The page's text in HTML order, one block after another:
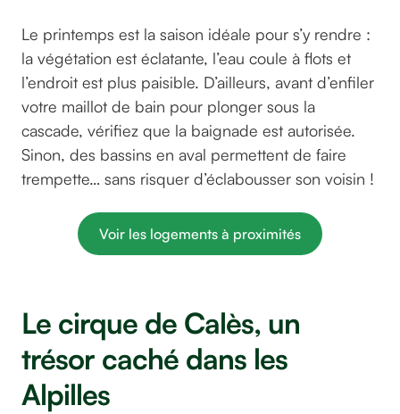
Le printemps est la saison idéale pour s’y rendre :
la végétation est éclatante, l’eau coule à flots et
l’endroit est plus paisible. D’ailleurs, avant d’enfiler
votre maillot de bain pour plonger sous la
cascade, vérifiez que la baignade est autorisée.
Sinon, des bassins en aval permettent de faire
trempette… sans risquer d’éclabousser son voisin !
Voir les logements à proximités
Le cirque de Calès, un
trésor caché dans les
Alpilles